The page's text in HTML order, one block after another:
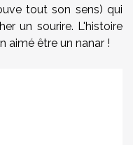
tout son sens) qui
un sourire. L'histoire
aimé être un nanar !